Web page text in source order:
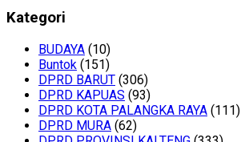
Kategori
BUDAYA (10)
Buntok (151)
DPRD BARUT (306)
DPRD KAPUAS (93)
DPRD KOTA PALANGKA RAYA (111)
DPRD MURA (62)